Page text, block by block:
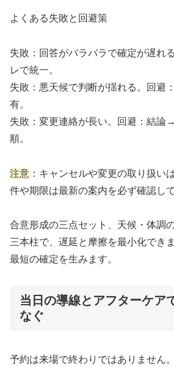
よくある失敗と回避策
失敗：回答がバラバラで確定が遅れ
レで統一。
失敗：悪天候で判断が揺れる。回避
有。
失敗：変更連絡が長い。回避：結
順。
注意 ：キャンセルや変更の取り扱い
件や期限は最新の案内を必ず確認し
合意形成の三点セット、天候・体調
三本柱で、遅延と摩擦を最小化でき
最短の確定を生みます。
当日の導線とアフターケア
なぐ
予約は来場で終わりではありません